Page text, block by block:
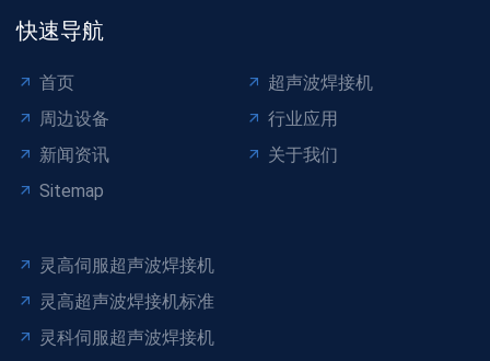
快速导航
首页
超声波焊接机
周边设备
行业应用
新闻资讯
关于我们
Sitemap
灵高伺服超声波焊接机
灵高超声波焊接机标准
灵科伺服超声波焊接机